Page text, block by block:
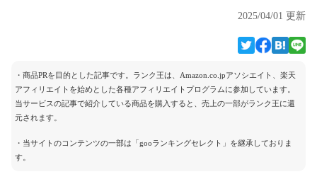
2025/04/01 更新
・商品PRを目的とした記事です。ランク王は、Amazon.co.jpアソシエイト、楽天
アフィリエイトを始めとした各種アフィリエイトプログラムに参加しています。
当サービスの記事で紹介している商品を購入すると、売上の一部がランク王に還
元されます。
・当サイトのコンテンツの一部は「gooランキングセレクト」を継承しておりま
す。